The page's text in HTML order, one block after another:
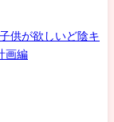
供が欲しいど陰キ
画編